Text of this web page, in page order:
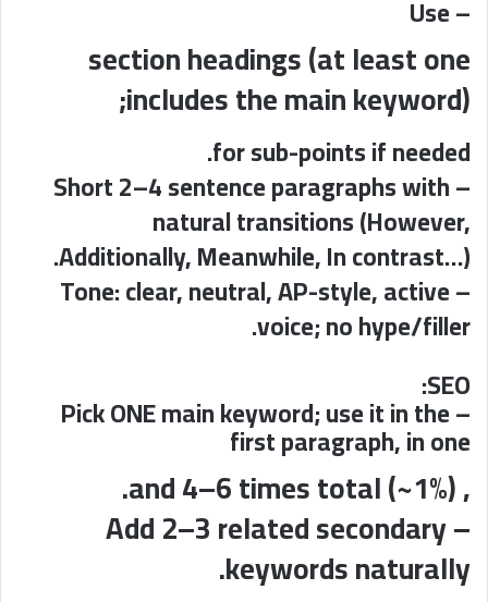
– Use
section headings (at least one
includes the main keyword);
for sub-points if needed.
– Short 2–4 sentence paragraphs with
natural transitions (However,
Additionally, Meanwhile, In contrast…).
– Tone: clear, neutral, AP-style, active
voice; no hype/filler.
SEO:
– Pick ONE main keyword; use it in the
first paragraph, in one
, and 4–6 times total (~1%).
– Add 2–3 related secondary
keywords naturally.